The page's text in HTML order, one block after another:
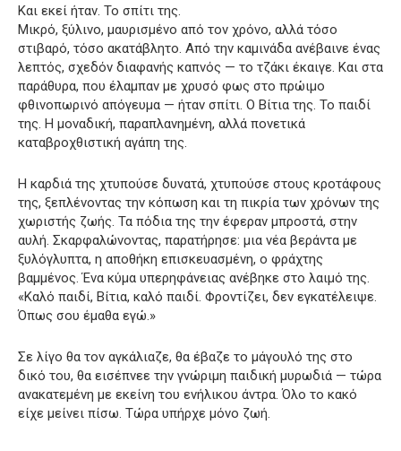
Και εκεί ήταν. Το σπίτι της.
Μικρό, ξύλινο, μαυρισμένο από τον χρόνο, αλλά τόσο
στιβαρό, τόσο ακατάβλητο. Από την καμινάδα ανέβαινε ένας
λεπτός, σχεδόν διαφανής καπνός — το τζάκι έκαιγε. Και στα
παράθυρα, που έλαμπαν με χρυσό φως στο πρώιμο
φθινοπωρινό απόγευμα — ήταν σπίτι. Ο Βίτια της. Το παιδί
της. Η μοναδική, παραπλανημένη, αλλά πονετικά
καταβροχθιστική αγάπη της.
Η καρδιά της χτυπούσε δυνατά, χτυπούσε στους κροτάφους
της, ξεπλένοντας την κόπωση και τη πικρία των χρόνων της
χωριστής ζωής. Τα πόδια της την έφεραν μπροστά, στην
αυλή. Σκαρφαλώνοντας, παρατήρησε: μια νέα βεράντα με
ξυλόγλυπτα, η αποθήκη επισκευασμένη, ο φράχτης
βαμμένος. Ένα κύμα υπερηφάνειας ανέβηκε στο λαιμό της.
«Καλό παιδί, Βίτια, καλό παιδί. Φροντίζει, δεν εγκατέλειψε.
Όπως σου έμαθα εγώ.»
Σε λίγο θα τον αγκάλιαζε, θα έβαζε το μάγουλό της στο
δικό του, θα εισέπνεε την γνώριμη παιδική μυρωδιά — τώρα
ανακατεμένη με εκείνη του ενήλικου άντρα. Όλο το κακό
είχε μείνει πίσω. Τώρα υπήρχε μόνο ζωή.